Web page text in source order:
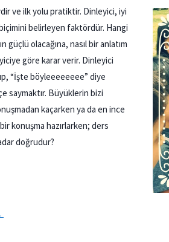
ve ilk yolu pratiktir. Dinleyici, iyi
belirleyen faktördür. Hangi
güçlü olacağına, nasıl bir anlatım
göre karar verir. Dinleyici
“İşte böyleeeeeeee” diye
saymaktır. Büyüklerin bizi
kaçarken ya da en ince
konuşma hazırlarken; ders
doğrudur?